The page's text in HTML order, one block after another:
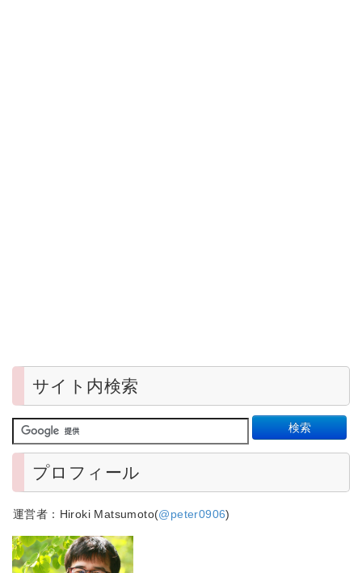
サイト内検索
プロフィール
運営者：Hiroki Matsumoto(@peter0906)